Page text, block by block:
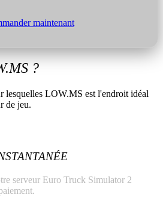
maintenant
?
lesquelles LOW.MS est l'endroit idéal
de jeu.
serveur Euro Truck Simulator 2